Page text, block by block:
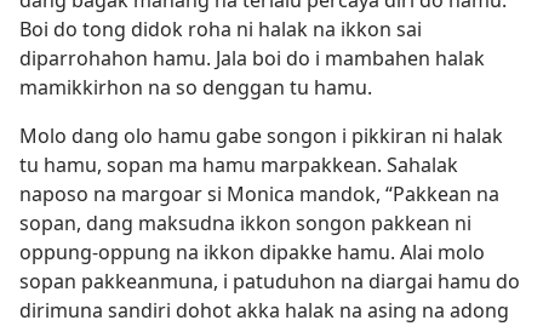
Boi do tong didok roha ni halak na ikkon sai
diparrohahon hamu. Jala boi do i mambahen halak
mamikkirhon na so denggan tu hamu.
Molo dang olo hamu gabe songon i pikkiran ni halak
tu hamu, sopan ma hamu marpakkean. Sahalak
naposo na margoar si Monica mandok, “Pakkean na
sopan, dang maksudna ikkon songon pakkean ni
oppung-oppung na ikkon dipakke hamu. Alai molo
sopan pakkeanmuna, i patuduhon na diargai hamu do
dirimuna sandiri dohot akka halak na asing na adong